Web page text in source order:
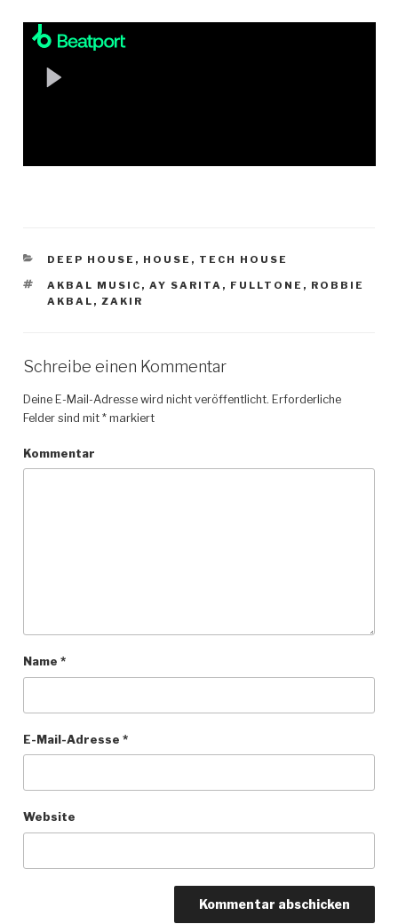
KATEGORIEN
DEEP HOUSE , HOUSE , TECH HOUSE
SCHLAGWÖRTER
AKBAL MUSIC ,AY SARITA , FULLTONE , ROBBIE
AKBAL ,ZAKIR
Schreibe einen Kommentar
Deine E-Mail-Adresse wird nicht veröffentlicht. Erforderliche
Felder sind mit *markiert
Kommentar
Name *
E-Mail-Adresse *
Website